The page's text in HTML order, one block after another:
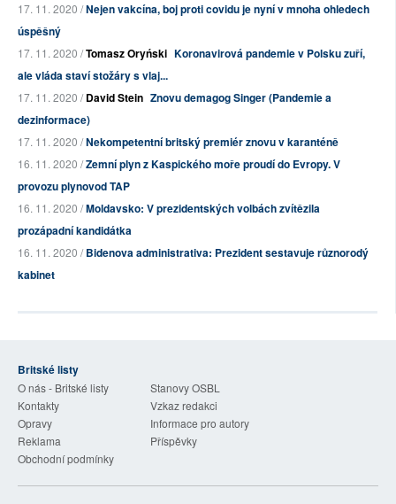
17. 11. 2020 /Nejen vakcína, boj proti covidu je nyní v mnoha ohledech
úspěšný
17. 11. 2020 /Tomasz Oryński Koronavirová pandemie v Polsku zuří,
ale vláda staví stožáry s vlaj...
17. 11. 2020 /David Stein Znovu demagog Singer (Pandemie a
dezinformace)
17. 11. 2020 /Nekompetentní britský premiér znovu v karanténě
16. 11. 2020 /Zemní plyn z Kaspického moře proudí do Evropy. V
provozu plynovod TAP
16. 11. 2020 /Moldavsko: V prezidentských volbách zvítězila
prozápadní kandidátka
16. 11. 2020 /Bidenova administrativa: Prezident sestavuje různorodý
kabinet
Britské listy
O nás - Britské listy
Stanovy OSBL
Kontakty
Vzkaz redakci
Opravy
Informace pro autory
Reklama
Příspěvky
Obchodní podmínky